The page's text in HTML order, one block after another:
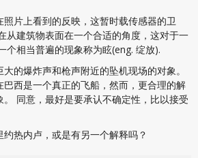
片上看到的反映，这暂时载传感器的卫
从建筑物表面在一个合适的角度，这对于一
个相当普遍的现象称为眩(eng. 绽放).
的爆炸声和枪声附近的坠机现场的对象。
西是一个真正的飞船，然而，更合理的解
同意，最好是要承认不确定性，比以接受
热内卢，或是有另一个解释吗？